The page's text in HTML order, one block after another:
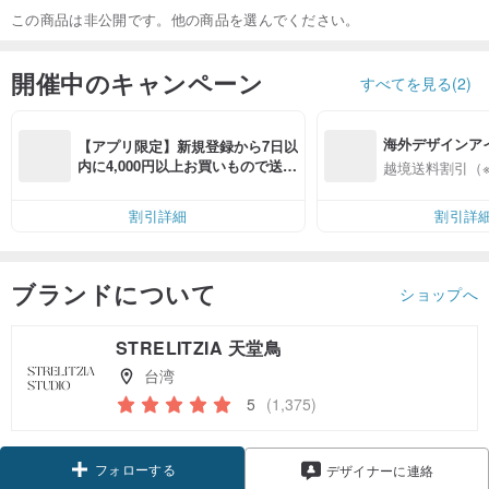
この商品は非公開です。他の商品を選んでください。
開催中のキャンペーン すべてを見る(2)
【アプリ限定】新規登録から7日以
内に4,000円以上お買いもので送料
割引詳細
海外デザインア
入
越境送料割引（
割引詳
ブランドについて ショップへ
STRELITZIA 天堂鳥
台湾
5 (1,375)
フォローする デザイナーに連絡